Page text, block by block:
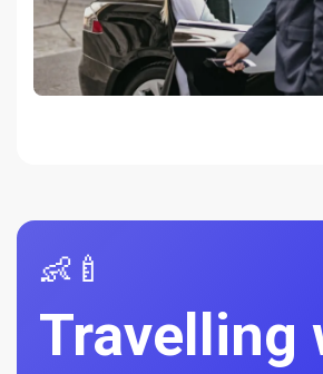
👶🍼
Travelling